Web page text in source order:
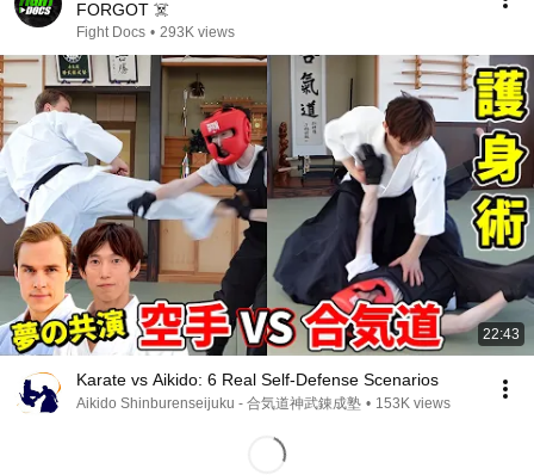
FORGOT ☠️
Fight Docs • 293K views
22:43
Karate vs Aikido: 6 Real Self-Defense Scenarios
Aikido Shinburenseijuku - 合気道神武錬成塾 • 153K views